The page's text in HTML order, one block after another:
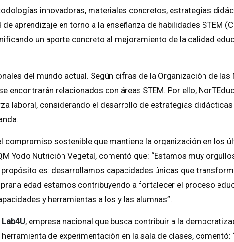
innovadoras, materiales concretos, estrategias
aprendizaje en torno a la enseñanza de habilidades STEM
un aporte concreto al mejoramiento de la calidad
del mundo actual. Según cifras de la Organización de las
encontrarán relacionados con áreas STEM. Por ello,
laboral, considerando el desarrollo de estrategias
compromiso sostenible que mantiene la organización en los
Yodo Nutrición Vegetal, comentó que: “Estamos muy
es: desarrollamos capacidades únicas que
edad estamos contribuyendo a fortalecer el proceso
y herramientas a los y las alumnas”.
, empresa nacional que busca contribuir a la
de experimentación en la sala de clases, comentó: